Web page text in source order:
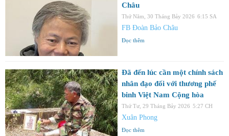
Châu
Thứ Năm, 30 Tháng Bảy 2026 6:15 SA
FB Đoàn Bảo Châu
Đọc thêm
Đã đến lúc cần một chính sách
nhân đạo đối với thương phế
binh Việt Nam Cộng hòa
Thứ Tư, 29 Tháng Bảy 2026 5:27 CH
Xuân Phong
Đọc thêm